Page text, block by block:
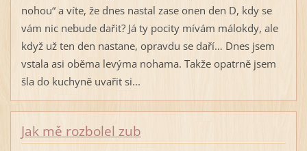
nohou“ a víte, že dnes nastal zase onen den D, kdy se
vám nic nebude dařit? Já ty pocity mívám málokdy, ale
když už ten den nastane, opravdu se daří… Dnes jsem
vstala asi oběma levýma nohama. Takže opatrně jsem
šla do kuchyně uvařit si...
Jak mě rozbolel zub